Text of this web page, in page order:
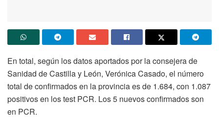
En total, según los datos aportados por la consejera de
Sanidad de Castilla y León, Verónica Casado, el número
total de confirmados en la provincia es de 1.684, con 1.087
positivos en los test PCR. Los 5 nuevos confirmados son
en PCR.